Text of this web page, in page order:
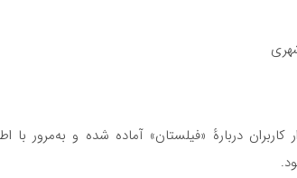
دربارهٔ «فیلستان» آماده شده و به‌مرور با